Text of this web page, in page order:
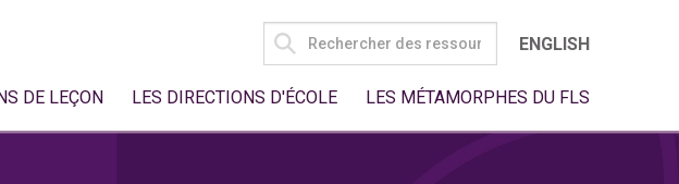
SEARCH
FOR:
ENGLISH
DE LEÇON LES DIRECTIONS D'ÉCOLE LES MÉTAMORPHES DU FLS